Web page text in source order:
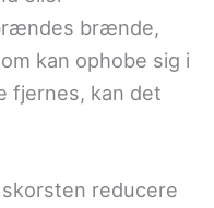
brænde,
kan ophobe sig i
fjernes, kan det
reducere